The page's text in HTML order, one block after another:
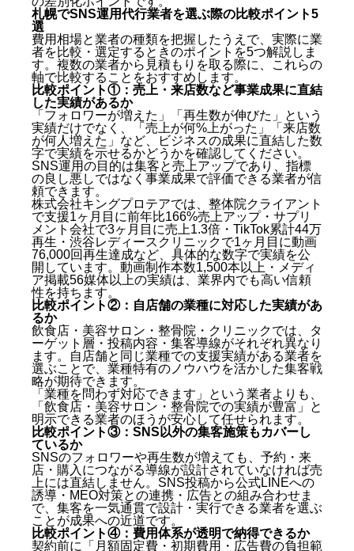
札幌でSNS運用代行業者を選ぶ際の比較ポイント5
選
費用相場と業者の種類を把握したうえで、実際に業
者を比較・選定するときのポイントを5つ解説しま
す。複数の業者から見積もりを取る際に、これらの
軸で比較することをおすすめします。
比較ポイント①：売上・来店数など事業成果に直結
した実績があるか
「フォロワーが増えた」「再生数が伸びた」という
実績だけでなく、「売上が何%上がった」「来店数
が何人増えた」など、ビジネスの成果に直結した数
字で実績を示せるかどうかを確認してください。
SNS運用の目的は集客と売上アップであり、指標
の良し悪しではなく事業成果で評価できる業者が信
頼できます。
株式会社キングプロテアでは、整体院クライアント
で支援1ヶ月目に前年比166%売上アップ・サプリ
メント会社で3ヶ月目に売上1.3倍・TikTok累計44万
再生・渋谷レディースクリニックで1ヶ月目に動画
76,000回再生達成など、具体的な数字で実績を公
開しています。動画制作本数1,500本以上・メディ
ア掲載56媒体以上の実績は、業界内でも高い信頼
性を持ちます。
比較ポイント②：自店舗の業種に対応した実績があ
るか
飲食店・美容サロン・整骨院・クリニックでは、タ
ーゲット層・投稿内容・集客導線がそれぞれ異なり
ます。自店舗と同じ業種での支援実績がある業者を
選ぶことで、業種特有のノウハウを活かした集客戦
略が期待できます。
「業種を問わず対応できます」という業者よりも、
「飲食店・美容サロン・整骨院での実績が豊富」と
明示できる業者のほうが安心して任せられます。
比較ポイント③：SNS以外の集客施策もカバーし
ているか
SNSのフォロワーや再生数が増えても、予約・来
店・購入につながる導線が設計されていなければ売
上には直結しません。SNS投稿から公式LINEへの
誘導・MEO対策との連携・広告との組み合わせま
で、集客を一気通貫で設計・実行できる業者を選ぶ
ことが成果への近道です。
比較ポイント④：費用体系が透明で納得できるか
契約前に「月額固定費・初期費用・広告費の負担範
した実績があるか
るか
比較ポイント③：SNS以外の集客施策もカバーして
いるか
比較ポイント④：費用体系が透明で納得できるか
比較ポイント⑤：無料相談・トライアルで担当者の
質を確認できるか
札幌のSNS運用代行でおすすめの選択肢：グロースシ
ェア
グロースシェアが選ばれる理由
対象業種と対応エリア
実績に裏付けられた信頼性
まとめ：【札幌】SNS運用代行の相場・費用・選び方
よくある質問（Q&A）
Q. 札幌のSNS運用代行業者を比較するとき、最初
に確認すべきことは何ですか？
Q. SNS運用代行の費用は経費として計上できます
か？
Q. 複数のSNS運用代行業者に同時に依頼すること
はできますか？
Q. SNS運用代行を依頼してから成果が出るまでど
のくらいかかりますか？